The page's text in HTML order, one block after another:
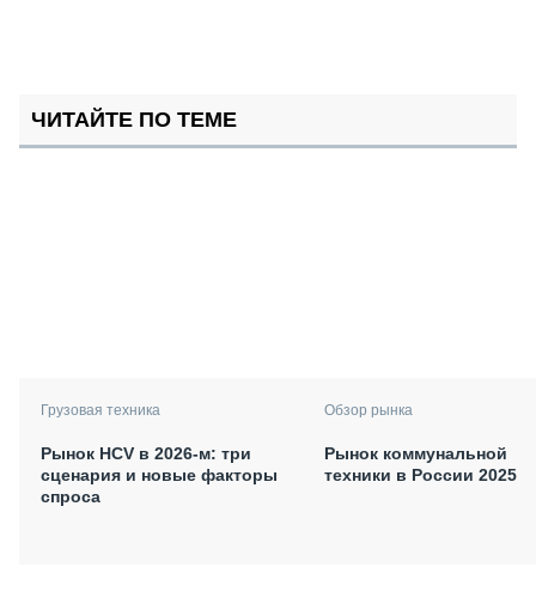
ЧИТАЙТЕ ПО ТЕМЕ
Грузовая техника
Рынок HCV в 2026-м: три
сценария и новые факторы
спроса
Обзор рынка
Рынок коммунальной
техники в России 2025